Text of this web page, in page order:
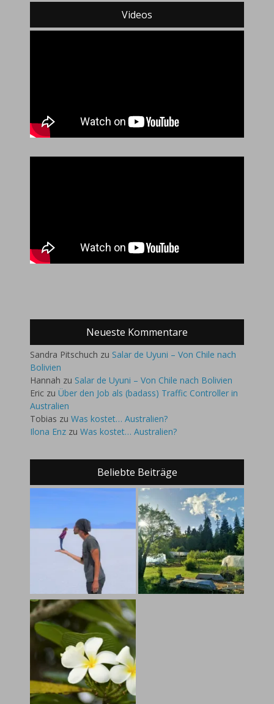
Videos
Neueste Kommentare
Sandra Pitschuch zu Salar de Uyuni – Von Chile nach
Bolivien
Hannah zu Salar de Uyuni – Von Chile nach Bolivien
Eric zu Über den Job als (badass) Traffic Controller in
Australien
Tobias zu Was kostet… Australien?
Ilona Enz zu Was kostet… Australien?
Beliebte Beiträge